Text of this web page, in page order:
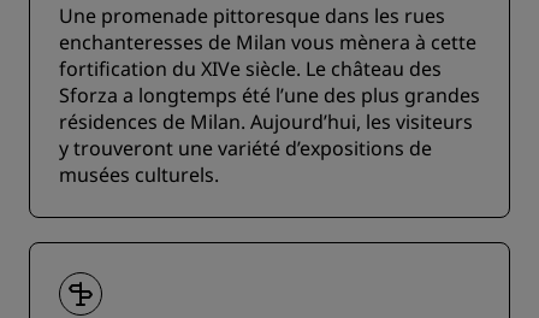
Une promenade pittoresque dans les rues
enchanteresses de Milan vous mènera à cette
fortification du XIVe siècle. Le château des
Sforza a longtemps été l’une des plus grandes
résidences de Milan. Aujourd’hui, les visiteurs
y trouveront une variété d’expositions de
musées culturels.